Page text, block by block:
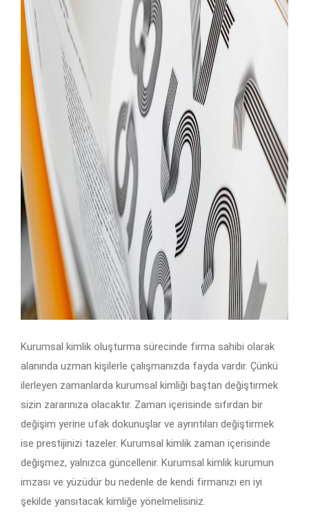
Kurumsal kimlik oluşturma sürecinde firma sahibi olarak
alanında uzman kişilerle çalışmanızda fayda vardır. Çünkü
ilerleyen zamanlarda kurumsal kimliği baştan değiştirmek
sizin zararınıza olacaktır. Zaman içerisinde sıfırdan bir
değişim yerine ufak dokunuşlar ve ayrıntıları değiştirmek
ise prestijinizi tazeler. Kurumsal kimlik zaman içerisinde
değişmez, yalnızca güncellenir. Kurumsal kimlik kurumun
imzası ve yüzüdür bu nedenle de kendi firmanızı en iyi
şekilde yansıtacak kimliğe yönelmelisiniz.